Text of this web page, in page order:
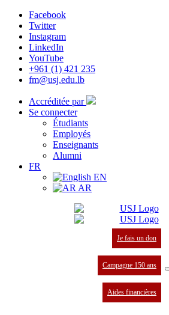
Facebook
Twitter
Instagram
LinkedIn
YouTube
+961 (1) 421 235
fm@usj.edu.lb
Accréditée par
Se connecter
Étudiants
Employés
Enseignants
Alumni
FR
EN
AR
Je fais un don
Campagne 150 ans
Aides financières